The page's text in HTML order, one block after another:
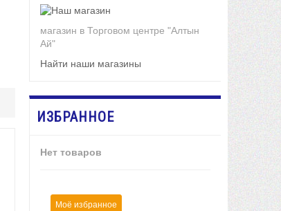
магазин в Торговом центре "Алтын
Ай"
Найти наши магазины
ИЗБРАННОЕ
Нет товаров
Моё избранное